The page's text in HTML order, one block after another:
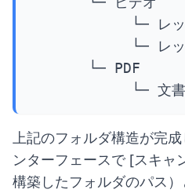
上記のフォルダ構造が完
ンターフェースで [スキャ
構築したフォルダのパス